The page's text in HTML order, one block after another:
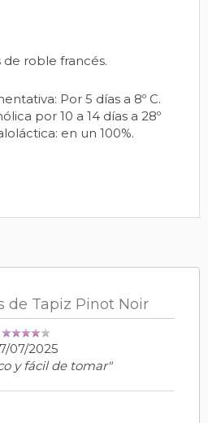
roble francés.
Por 5 días a 8º C.
por 10 a 14 días a 28º
en un 100%.
de Tapiz Pinot Noir
07/2025
y fácil de tomar"